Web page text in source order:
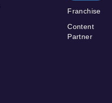
Franchise
Content
Partner